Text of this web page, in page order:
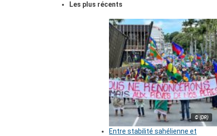
Les plus récents
© (DR)
Entre stabilité sahélienne et